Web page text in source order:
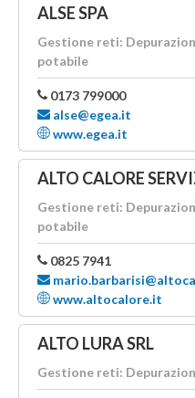
ALSE SPA
Gestione reti:
potabile
0173 799000
alse@egea.it
www.egea.it
ALTO CALORE
Gestione reti:
potabile
0825 7941
www.altocalore.it
ALTO LURA SRL
Gestione reti: